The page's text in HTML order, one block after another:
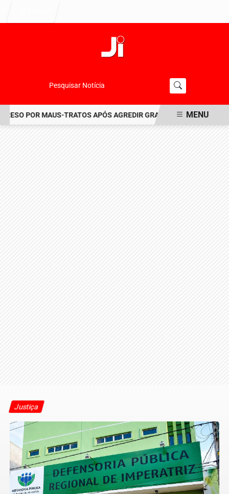
Pesquisar Notícia
POR MAUS-TRATOS APÓS AGREDIR GRAVEMENTE CACHORRO
MENU
Justiça